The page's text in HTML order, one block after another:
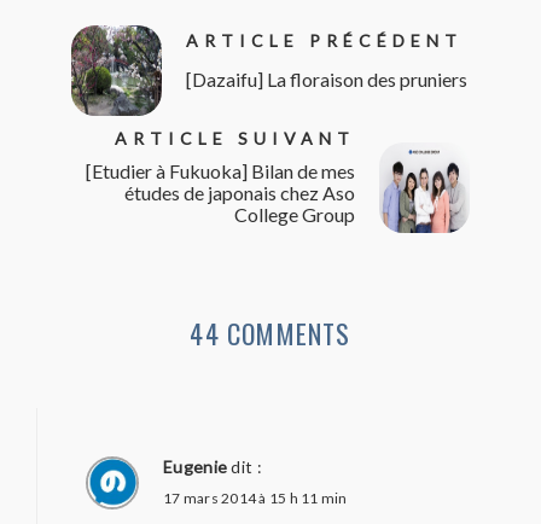
ARTICLE PRÉCÉDENT
[Dazaifu] La floraison des pruniers
ARTICLE SUIVANT
[Etudier à Fukuoka] Bilan de mes
études de japonais chez Aso
College Group
44 COMMENTS
Eugenie dit :
17 mars 2014 à 15 h 11 min